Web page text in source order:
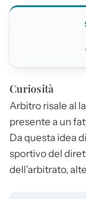
Curiosità
Arbitro risale al
presente a un
Da questa idea
sportivo del
dell'arbitrato,